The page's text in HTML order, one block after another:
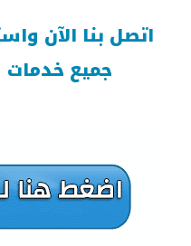
جميع